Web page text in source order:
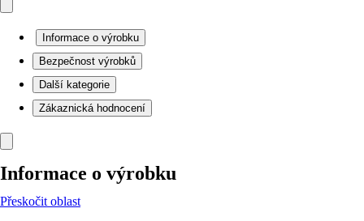
Informace o výrobku
Bezpečnost výrobků
Další kategorie
Zákaznická hodnocení
Informace o výrobku
Přeskočit oblast